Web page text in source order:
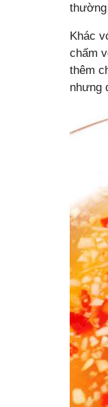
thường
Khác
chấm
thêm
nhưng